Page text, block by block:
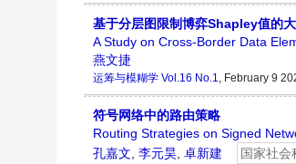
基于分层图限制博弈Shapley值的
A Study on Cross-Border Data
燕文捷
运筹与模糊学 Vol.16 No.1, February 9
符号网络中的路由策略
Routing Strategies on Signed
孔嘉文 李元昊 卓新建 国家社会